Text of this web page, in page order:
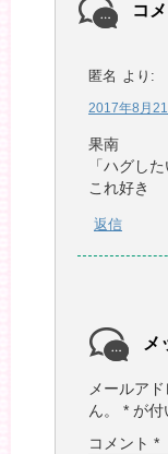
コ
匿名 より:
2017年8月
果南
「ハグし
これ好き
返信
メ
メールア
ん。
* が付
コメント *